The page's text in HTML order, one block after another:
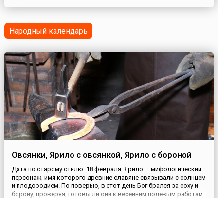
объединений восточных славян — узнав о смене власти, не
Народный календарь
Овсянки, Ярило с овсянкой, Ярило с бороной
Дата по старому стилю: 18 февраля. Ярило — мифологический
персонаж, имя которого древние славяне связывали с солнцем
и плодородием. По поверью, в этот день Бог брался за соху и
борону, проверяя, готовы ли они к весенним полевым работам.